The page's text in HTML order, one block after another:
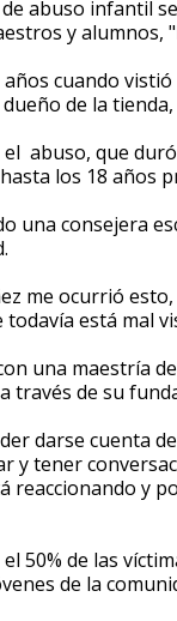
de abuso infantil
y alumnos,
años cuando
de la
abuso, que
los 18 años
una consejera
me ocurrió
está mal
una maestría
través de su
darse cuenta
y tener
reaccionando y
50% de las
de la